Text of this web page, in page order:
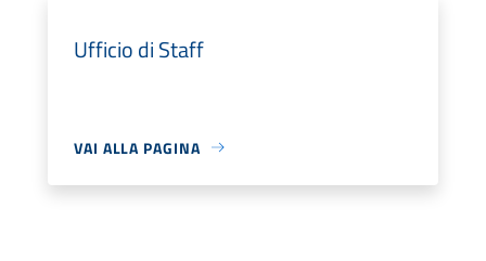
Ufficio di Staff
VAI ALLA PAGINA